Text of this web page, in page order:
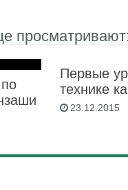
Первые
технике
23.12.2015